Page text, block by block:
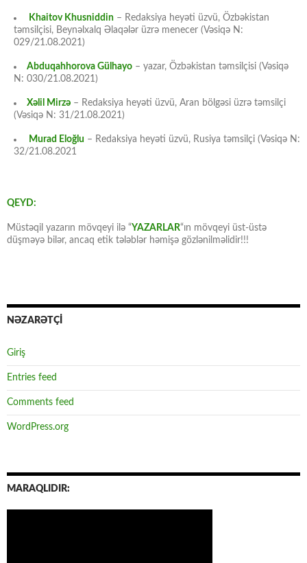
Khaitov Khusniddin – Redaksiya heyəti üzvü, Özbəkistan
təmsilçisi, Beynəlxalq Əlaqələr üzrə menecer (Vəsiqə N:
029/21.08.2021)
Abduqahhorova Gülhayo – yazar, Özbəkistan təmsilçisi (Vəsiqə
N: 030/21.08.2021)
Xəlil Mirzə – Redaksiya heyəti üzvü, Aran bölgəsi üzrə təmsilçi
(Vəsiqə N: 31/21.08.2021)
Murad Eloğlu – Redaksiya heyəti üzvü, Rusiya təmsilçi (Vəsiqə N:
32/21.08.2021
QEYD:
Müstəqil yazarın mövqeyi ilə “YAZARLAR“ın mövqeyi üst-üstə
düşməyə bilər, ancaq etik tələblər həmişə gözlənilməlidir!!!
NƏZARƏTÇİ
Giriş
Entries feed
Comments feed
WordPress.org
MARAQLIDIR: